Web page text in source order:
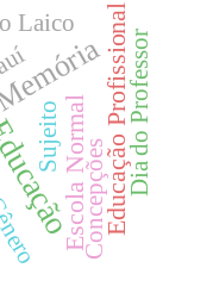
Educação Profissional
Escola Normal Dia do Professor
Sujeito
Laico
Concepções